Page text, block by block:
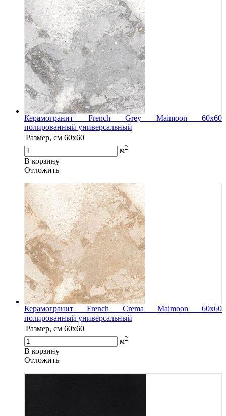
Керамогранит French Grey Maimoon 60x60
полированный универсальный
Размер, см 60x60
м2
В корзину
Oтложить
Керамогранит French Crema Maimoon 60x60
полированный универсальный
Размер, см 60x60
м2
В корзину
Oтложить